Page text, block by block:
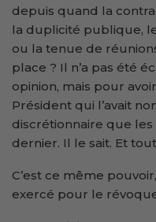
depuis quand la
la duplicité publique,
ou la tenue de
place ? Il n’a pas été
opinion, mais pour
Président qui l’avait
discrétionnaire que
dernier. Il le sait. Et
C’est ce même
exercé pour le